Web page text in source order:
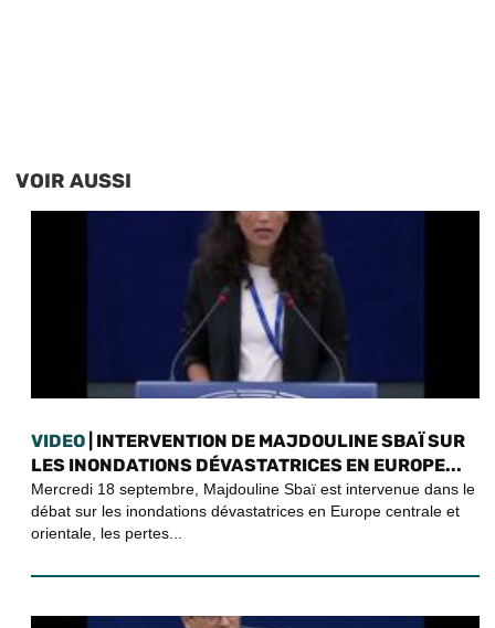
VOIR AUSSI
VIDEO | INTERVENTION DE MAJDOULINE SBAÏ SUR
LES INONDATIONS DÉVASTATRICES EN EUROPE...
Mercredi 18 septembre, Majdouline Sbaï est intervenue dans le
débat sur les inondations dévastatrices en Europe centrale et
orientale, les pertes...